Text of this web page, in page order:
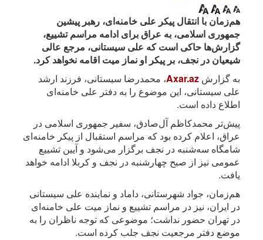
هم‌زمان با انتقال پیکر علی خامنه‌ای، رهبر پیشین
جمهوری اسلامی، به عراق برای ادامه مراسم تشییع،
گزارش‌ها حاکی است که علی سیستانی، مرجع عالی
شیعیان در نجف، بر پیکر او نماز میت اقامه نخواهد کرد.
به گزارش Axar.az، محمدرضا سیستانی، فرزند ارشد
علی سیستانی، این موضوع را به دفتر علی خامنه‌ای
اطلاع داده است.
پیش‌تر محمدکاظم آل‌صادق، سفیر جمهوری اسلامی در
عراق، اعلام کرده بود که مراسم استقبال از پیکر خامنه‌ای
شامگاه سه‌شنبه در نجف برگزار می‌شود و آیین تشییع
عمومی نیز از صبح چهارشنبه در نجف و کربلا ادامه خواهد
یافت.
هم‌زمان، جواد شهرستانی، داماد و نماینده علی سیستانی
در ایران، نیز در مراسم تشییع و نماز میت علی خامنه‌ای
در تهران حضور نداشت؛ موضوعی که توجه ناظران را به
موضع دفتر مرجعیت نجف جلب کرده است.